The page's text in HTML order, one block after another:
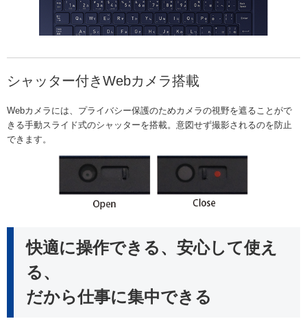
シャッター付きWebカメラ搭載
Webカメラには、プライバシー保護のためカメラの視野を遮ることがで
きる手動スライド式のシャッターを搭載。意図せず撮影されるのを防止
できます。
快適に操作できる、安心して使え
る、
だから仕事に集中できる